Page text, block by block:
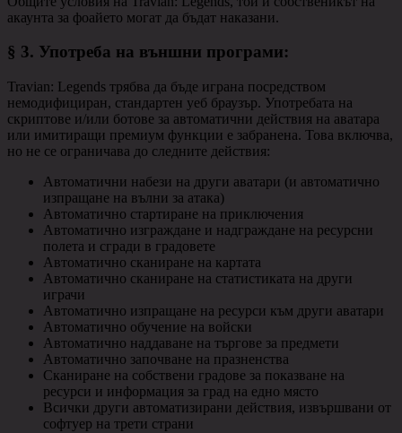
акаунта за фоайето могат да бъдат наказани.
§ 3. Употреба на външни програми:
Travian: Legends трябва да бъде играна посредством
немодифициран, стандартен уеб браузър. Употребата на
скриптове и/или ботове за автоматични действия на аватара
или имитиращи премиум функции е забранена. Това включва,
но не се ограничава до следните действия:
Автоматични набези на други аватари (и автоматично
изпращане на вълни за атака)
Автоматично стартиране на приключения
Автоматично изграждане и надграждане на ресурсни
полета и сгради в градовете
Автоматично сканиране на картата
Автоматично сканиране на статистиката на други
играчи
Автоматично изпращане на ресурси към други аватари
Автоматично обучение на войски
Автоматично наддаване на търгове за предмети
Автоматично започване на празненства
Сканиране на собствени градове за показване на
ресурси и информация за град на едно място
Всички други автоматизирани действия, извършвани от
софтуер на трети страни